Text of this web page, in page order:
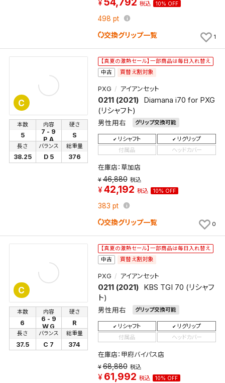
税込 10% OFF
498 pt
交換グリップ一覧 1
C
【真夏の激熱セール】一部商品は毎日入れ替え
中古
買替え割対象
PXG アイアンセット
0211 (2021)
Diamana i70 for PXG
(リシャフト)
男性用右 グリップ交換可能
本数
5
内容
7 - 9
P,A
硬さ
S
長さ
38.25
バランス
D 5
総重量
376
リシャフト
リグリップ
付属品
ヘッドカバー
在庫店：草加店
46,880 税込
42,192 税込 10% OFF
383 pt
交換グリップ一覧 0
C
【真夏の激熱セール】一部商品は毎日入れ替え
中古
買替え割対象
PXG アイアンセット
0211 (2021)
KBS TGI 70 (リシャフ
ト)
男性用右 グリップ交換可能
本数
6
内容
6 - 9
W,G
硬さ
R
長さ
37.5
バランス
C 7
総重量
374
リシャフト
リグリップ
付属品
ヘッドカバー
在庫店：甲府バイパス店
68,880 税込
61,992 税込 10% OFF
保存します。
よく探す商品を、毎回条件指定することなく簡単に開
くことができます。
検索条件
新着通知を「する」にすると、この条件に一致する商品
「お知らせ」で通知します。
保存された検索条件は変更できません。
条件を変更したい場合は、マイページの「保存検索条
件一覧」から画面を表示し、条件を変更の上、保存し直
してください。
保存する
キャンセル
検索条件を保存
検索条件を保存しました。
これまで保存した検索条件は、マイページの「保存検
索条件一覧」で確認できます。